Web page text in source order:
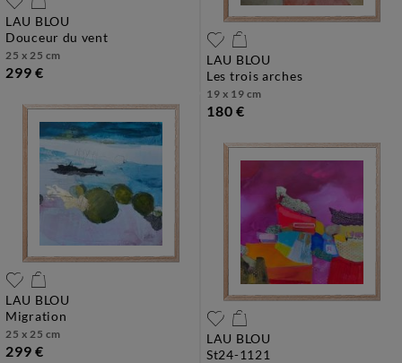
LAU BLOU
douceur du vent
25 x 25 cm
299 €
LAU BLOU
les trois arches
19 x 19 cm
180 €
LAU BLOU
migration
25 x 25 cm
299 €
LAU BLOU
st24-1121